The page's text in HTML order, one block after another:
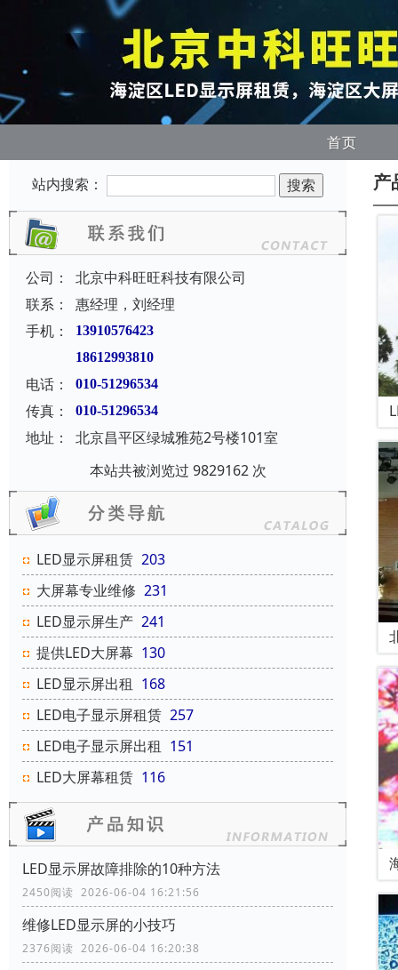
首页
站内搜索：
公司：
北京中科旺旺科技有限公司
联系：
惠经理，刘经理
手机：
13910576423
18612993810
电话： 010-51296534
传真： 010-51296534
地址：
北京昌平区绿城雅苑2号楼101室
本站共被浏览过 9829162 次
LED显示屏租赁 203
大屏幕专业维修 231
LED显示屏生产 241
提供LED大屏幕 130
LED显示屏出租 168
LED电子显示屏租赁 257
LED电子显示屏出租 151
LED大屏幕租赁 116
LED显示屏故障排除的10种方法
2450阅读 2026-06-04 16:21:56
维修LED显示屏的小技巧
2376阅读 2026-06-04 16:20:38
产